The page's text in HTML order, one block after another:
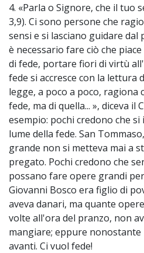
4. «Parla o Signore, che il tuo
3,9). Ci sono persone che
sensi e si lasciano guidare dal
è necessario fare ciò che
di fede, portare fiori di virtù
fede si accresce con la lettura
legge, a poco a poco, ragiona
fede, ma di quella... », diceva il
esempio: pochi credono che
lume della fede. San
grande non si metteva mai a
pregato. Pochi credono che
possano fare opere grandi
Giovanni Bosco era figlio di
aveva danari, ma quante
volte all'ora del pranzo, non
mangiare; eppure nonostante
avanti. Ci vuol fede!